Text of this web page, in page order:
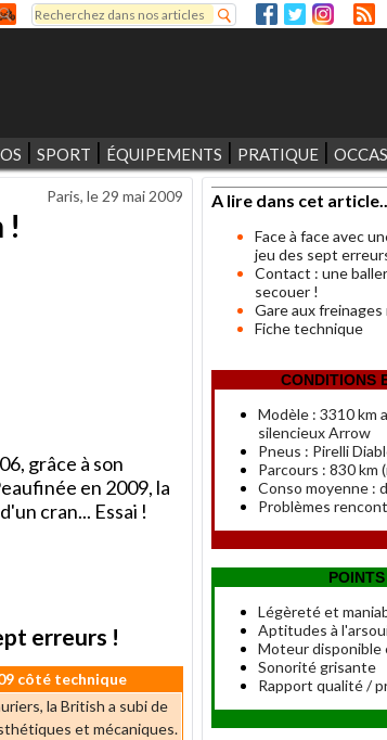
Formulaire de recherche
Rechercher
SPORT ÉQUIPEMENTS PRATIQUE
Paris, le 29 mai 2009
!
grâce à son
en 2009, la
cran... Essai !
erreurs !
côté technique
la British a subi de
et mécaniques.
A lire dans cet
Face à face avec
jeu des sept
Contact : une
secouer !
Gare aux
Fiche technique
CONDITIONS
Modèle : 3310 km
silencieux Arrow
Pneus : Pirelli
Parcours : 830
Conso moyenne :
Problèmes
Légèreté et
Aptitudes à
Moteur disponible
Sonorité grisante
Rapport qualité /